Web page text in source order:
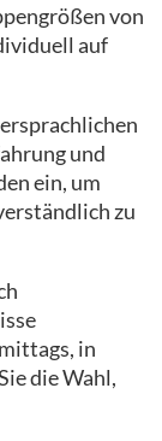
von
auf
und
ein, um
zu
in
die Wahl,